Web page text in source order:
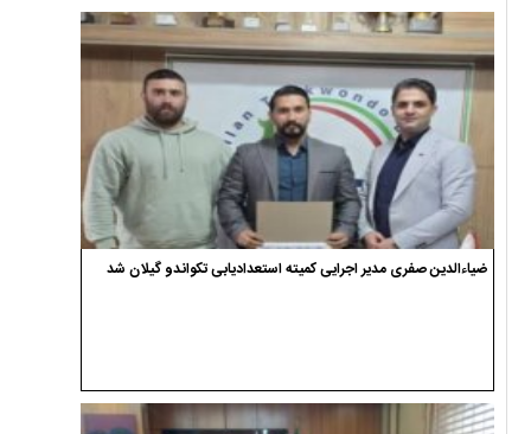
ضیاءالدین صفری مدیر اجرایی کمیته استعدادیابی تکواندو گیلان شد